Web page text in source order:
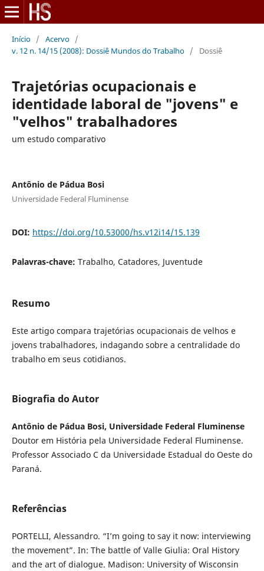
Início / Acervo /
v. 12 n. 14/15 (2008): Dossiê Mundos do Trabalho / Dossiê
Trajetórias ocupacionais e
identidade laboral de "jovens" e
"velhos" trabalhadores
um estudo comparativo
Antônio de Pádua Bosi
Universidade Federal Fluminense
DOI: https://doi.org/10.53000/hs.v12i14/15.139
Palavras-chave: Trabalho, Catadores, Juventude
Resumo
Este artigo compara trajetórias ocupacionais de velhos e
jovens trabalhadores, indagando sobre a centralidade do
trabalho em seus cotidianos.
Biografia do Autor
Antônio de Pádua Bosi, Universidade Federal Fluminense
Doutor em História pela Universidade Federal Fluminense.
Professor Associado C da Universidade Estadual do Oeste do
Paraná.
Referências
PORTELLI, Alessandro. “I’m going to say it now: interviewing
the movement”. In: The battle of Valle Giulia: Oral History
and the art of dialogue. Madison: University of Wisconsin